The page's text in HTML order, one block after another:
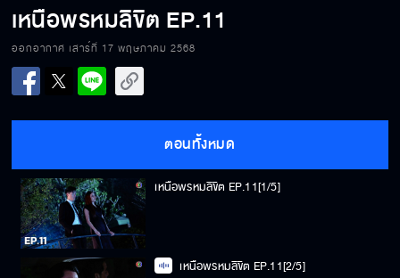
เหนือพรหมลิขิต EP.11
ออกอากาศ เสาร์ที่ 17 พฤษภาคม 2568
ตอนทั้งหมด
เหนือพรหมลิขิต EP.11[1/5]
เหนือพรหมลิขิต EP.11[2/5]